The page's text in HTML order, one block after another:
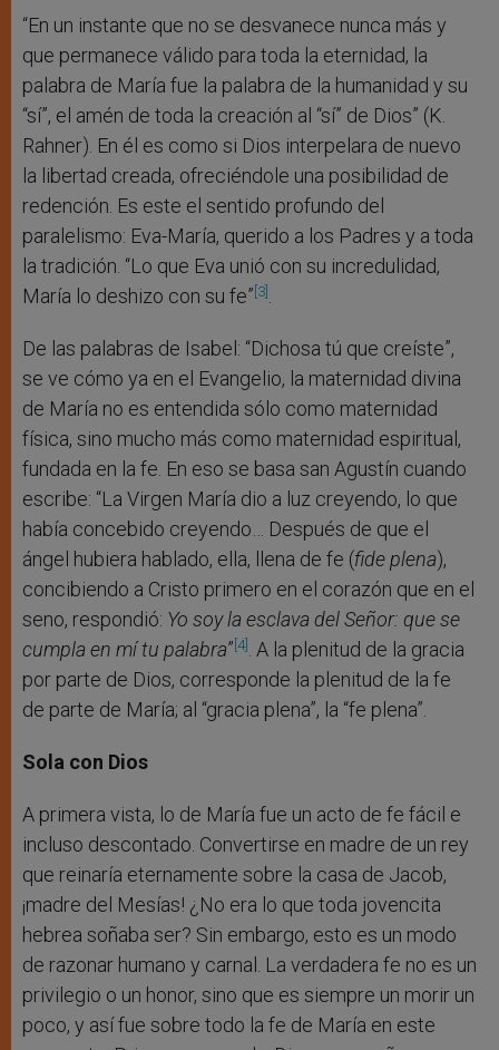
“En un instante que no se desvanece nunca más y
que permanece válido para toda la eternidad, la
palabra de María fue la palabra de la humanidad y su
“sí”, el amén de toda la creación al “sí” de Dios” (K.
Rahner). En él es como si Dios interpelara de nuevo
la libertad creada, ofreciéndole una posibilidad de
redención. Es este el sentido profundo del
paralelismo: Eva-María, querido a los Padres y a toda
la tradición. “Lo que Eva unió con su incredulidad,
María lo deshizo con su fe”[3].
De las palabras de Isabel: “Dichosa tú que creíste”,
se ve cómo ya en el Evangelio, la maternidad divina
de María no es entendida sólo como maternidad
física, sino mucho más como maternidad espiritual,
fundada en la fe. En eso se basa san Agustín cuando
escribe: “La Virgen María dio a luz creyendo, lo que
había concebido creyendo… Después de que el
ángel hubiera hablado, ella, llena de fe (fide plena),
concibiendo a Cristo primero en el corazón que en el
seno, respondió: Yo soy la esclava del Señor: que se
cumpla en mí tu palabra”[4]. A la plenitud de la gracia
por parte de Dios, corresponde la plenitud de la fe
de parte de María; al “gracia plena”, la “fe plena”.
Sola con Dios
A primera vista, lo de María fue un acto de fe fácil e
incluso descontado. Convertirse en madre de un rey
que reinaría eternamente sobre la casa de Jacob,
¡madre del Mesías! ¿No era lo que toda jovencita
hebrea soñaba ser? Sin embargo, esto es un modo
de razonar humano y carnal. La verdadera fe no es un
privilegio o un honor, sino que es siempre un morir un
poco, y así fue sobre todo la fe de María en este